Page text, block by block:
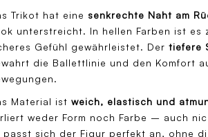
Trikot hat eine senkrechte Naht am
unterstreicht. In hellen Farben ist es
Gefühl gewährleistet. Der tiefere
die Ballettlinie und den Komfort
Material ist weich, elastisch und
weder Form noch Farbe – auch
passt sich der Figur perfekt an, ohne